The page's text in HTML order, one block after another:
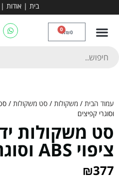
בית | אודות |
₪0
0
עמוד הבית / משקולות / סט משקולות
וסוגרי קפיצים
ציפוי ABS וסוגרי קפיצים
₪377